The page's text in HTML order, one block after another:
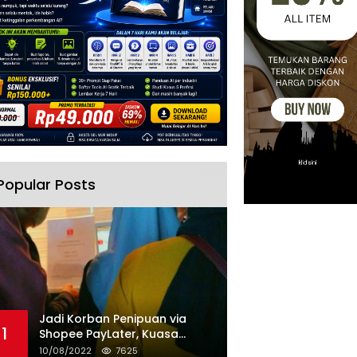
Posts
1
Jadi Korban Penipuan via
Shopee PayLater, Kuasa
Hukum Minta Penangguhan
10/08/2022 7625